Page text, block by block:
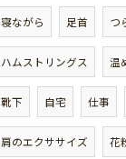
寝ながら 足首 つ
ハムストリングス 温
靴下 自宅 仕事
肩のエクササイズ 花